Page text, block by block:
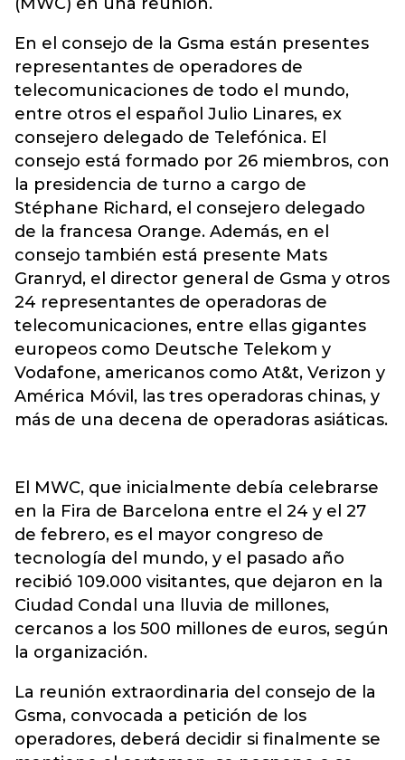
En el consejo de la Gsma están presentes
representantes de operadores de
telecomunicaciones de todo el mundo,
entre otros el español Julio Linares, ex
consejero delegado de Telefónica. El
consejo está formado por 26 miembros, con
la presidencia de turno a cargo de
Stéphane Richard, el consejero delegado
de la francesa Orange. Además, en el
consejo también está presente Mats
Granryd, el director general de Gsma y otros
24 representantes de operadoras de
telecomunicaciones, entre ellas gigantes
europeos como Deutsche Telekom y
Vodafone, americanos como At&t, Verizon y
América Móvil, las tres operadoras chinas, y
más de una decena de operadoras asiáticas.
El MWC, que inicialmente debía celebrarse
en la Fira de Barcelona entre el 24 y el 27
de febrero, es el mayor congreso de
tecnología del mundo, y el pasado año
recibió 109.000 visitantes, que dejaron en la
Ciudad Condal una lluvia de millones,
cercanos a los 500 millones de euros, según
la organización.
La reunión extraordinaria del consejo de la
Gsma, convocada a petición de los
operadores, deberá decidir si finalmente se